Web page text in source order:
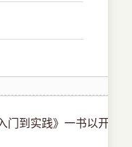
门到实践》一书以开